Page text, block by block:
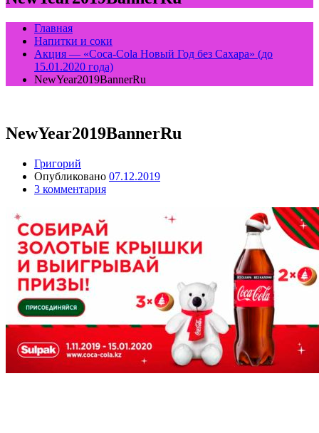
Главная
Напитки и соки
Акция — «Coca-Cola Новый Год без Сахара» (до
15.01.2020 года)
NewYear2019BannerRu
NewYear2019BannerRu
Григорий
Опубликовано 07.12.2019
3 комментария